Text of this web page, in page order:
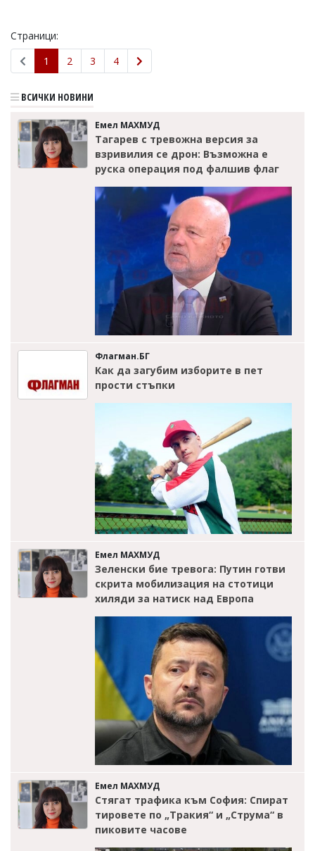
Страници:
1
2 3 4
ВСИЧКИ НОВИНИ
Емел МАХМУД
Тагарев с тревожна версия за
взривилия се дрон: Възможна е
руска операция под фалшив флаг
Флагман.БГ
Как да загубим изборите в пет
прости стъпки
Емел МАХМУД
Зеленски бие тревога: Путин готви
скрита мобилизация на стотици
хиляди за натиск над Европа
Емел МАХМУД
Стягат трафика към София: Спират
тировете по „Тракия“ и „Струма“ в
пиковите часове